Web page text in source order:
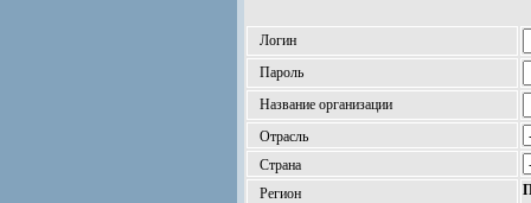
Логин
Пароль
Название организации
Отрасль
Страна
Регион